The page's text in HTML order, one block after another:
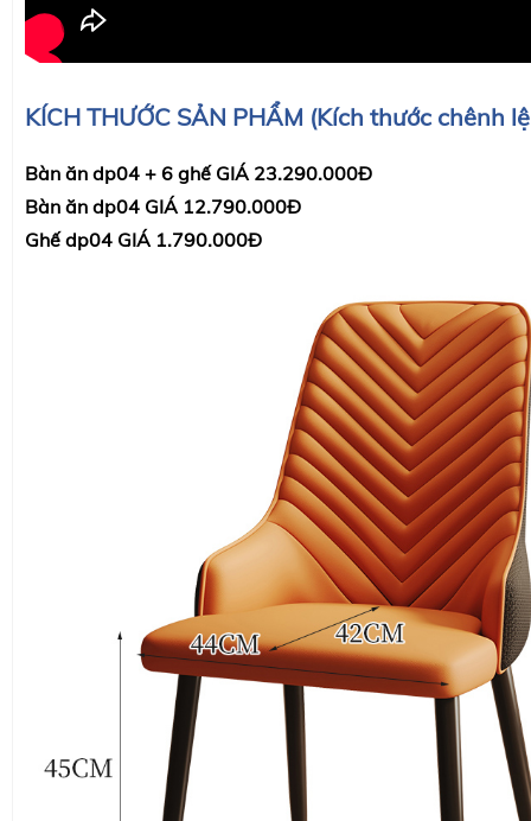
KÍCH THƯỚC SẢN PHẨM (Kích thước chênh
Bàn ăn dp04 + 6 ghế GIÁ 23.290.000Đ
Bàn ăn dp04 GIÁ 12.790.000Đ
Ghế dp04 GIÁ 1.790.000Đ